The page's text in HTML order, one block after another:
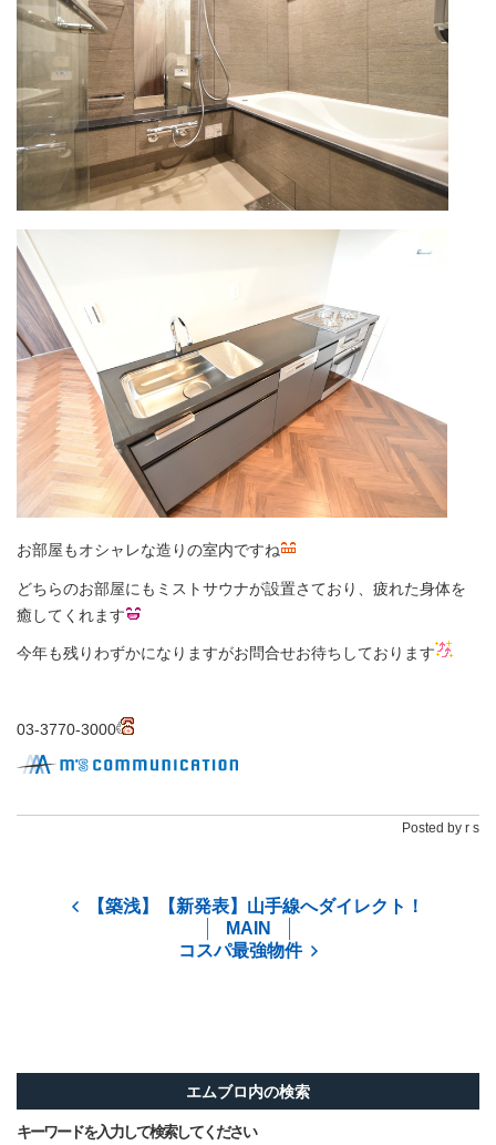
お部屋もオシャレな造りの室内ですね
どちらのお部屋にもミストサウナが設置さており、疲れた身体を
癒してくれます
今年も残りわずかになりますがお問合せお待ちしております
03-3770-3000
Posted by r s
【築浅】【新発表】山手線へダイレクト！
MAIN
コスパ最強物件
エムブロ内の検索
キーワードを入力して検索してください